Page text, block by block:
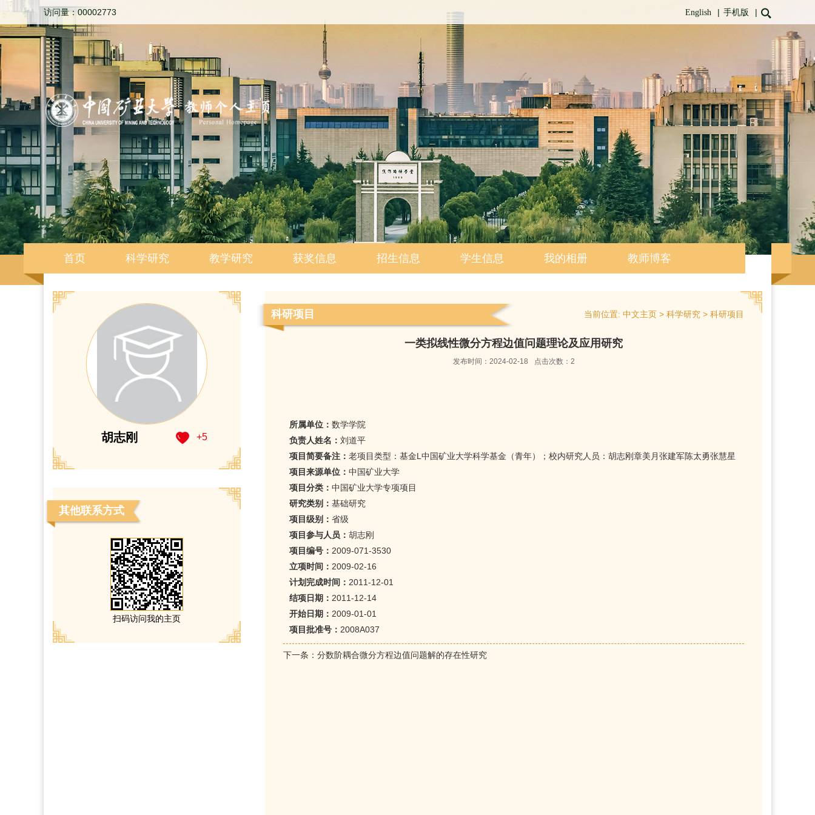
访问量： 00002773 English | 手机版 |
首页 科学研究 教学研究 获奖信息 招生信息 学生信息 我的相册 教师博客
胡志刚 +5
其他联系方式
扫码访问我的主页
科研项目 当前位置: 中文主页 > 科学研究 > 科研项目
一类拟线性微分方程边值问题理论及应用研究
发布时间： 2024-02-18 点击次数： 2
所属单位： 数学学院
负责人姓名： 刘道平
项目简要备注： 老项目类型：基金L中国矿业大学科学基金（青年）；校内研究人员：胡志刚章美月张建军陈太勇张慧星
项目来源单位： 中国矿业大学
项目分类： 中国矿业大学专项项目
研究类别： 基础研究
项目级别： 省级
项目参与人员： 胡志刚
项目编号： 2009-071-3530
立项时间： 2009-02-16
计划完成时间： 2011-12-01
结项日期： 2011-12-14
开始日期： 2009-01-01
项目批准号： 2008A037
下一条： 分数阶耦合微分方程边值问题解的存在性研究